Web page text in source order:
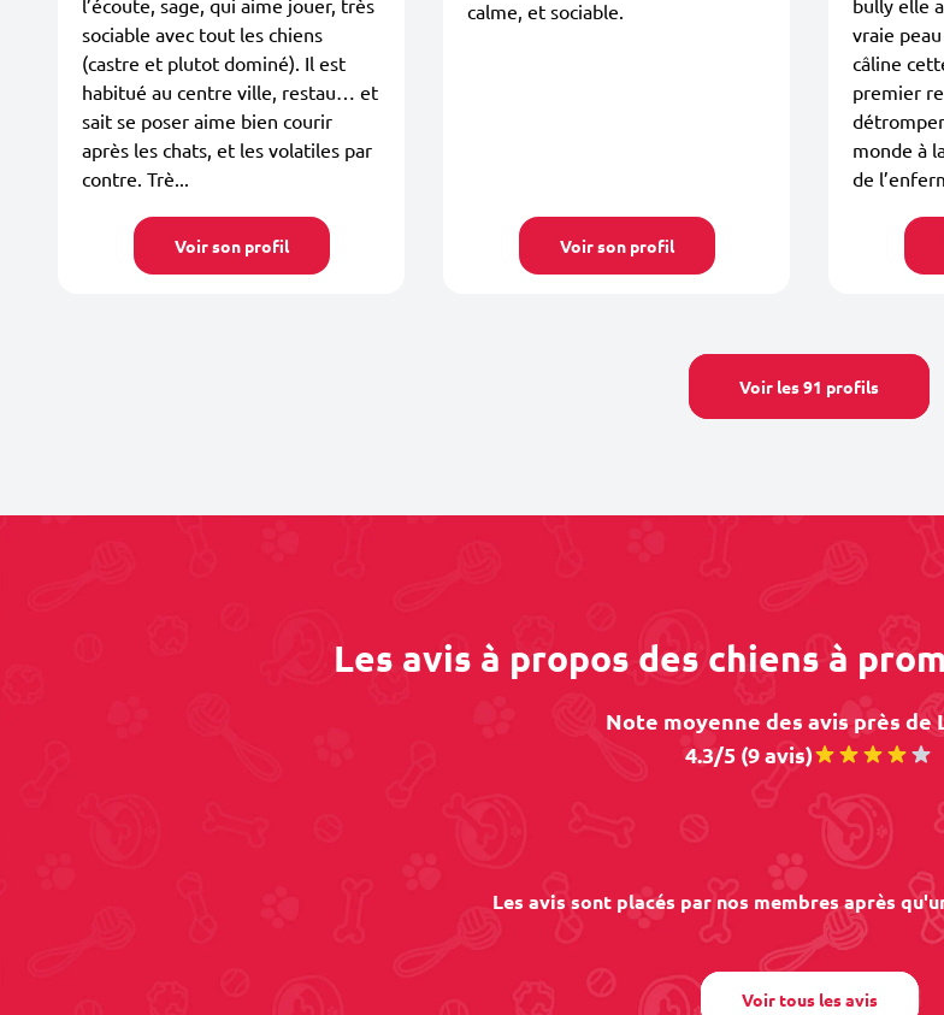
l’écoute, sage, qui aime jouer, très
sociable avec tout les chiens
(castre et plutot dominé). Il est
habitué au centre ville, restau… et
sait se poser aime bien courir
après les chats, et les volatiles par
contre. Trè...
Voir son profil
calme, et sociable.
Voir son profil
bully elle
vraie
câline
premier
monde à
de
Voir les 91 profils
Les avis à propos des chiens à
Note moyenne des avis près de
4.3/5 (9 avis)
Les avis sont placés par nos membres après
Voir tous les avis